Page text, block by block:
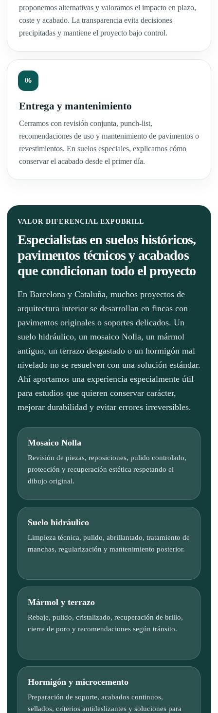
proponemos alternativas y valoramos el impacto en plazo,
coste y acabado. La transparencia evita decisiones
precipitadas y mantiene el proyecto bajo control.
Entrega y mantenimiento
Cerramos con revisión conjunta, punch-list,
recomendaciones de uso y mantenimiento de pavimentos o
revestimientos. En suelos especiales, explicamos cómo
conservar el acabado desde el primer día.
VALOR DIFERENCIAL EXPOBRILL
Especialistas en suelos históricos,
pavimentos técnicos y acabados
que condicionan todo el proyecto
En Barcelona y Cataluña, muchos proyectos de
arquitectura interior se desarrollan en fincas con
pavimentos originales o soportes delicados. Un
suelo hidráulico, un mosaico Nolla, un mármol
antiguo, un terrazo desgastado o un hormigón mal
nivelado no se resuelven con una solución estándar.
Ahí aportamos una experiencia especialmente útil
para estudios que quieren conservar carácter,
mejorar durabilidad y evitar errores irreversibles.
Mosaico Nolla
Revisión de piezas, reposiciones, pulido controlado,
protección y recuperación estética respetando el
dibujo original.
Suelo hidráulico
Limpieza técnica, pulido, abrillantado, tratamiento de
manchas, regularización y mantenimiento posterior.
Mármol y terrazo
Rebaje, pulido, cristalizado, recuperación de brillo,
cierre de poro y recomendaciones según tránsito.
Hormigón y microcemento
Preparación de soporte, acabados continuos,
sellados, criterios antideslizantes y soluciones para